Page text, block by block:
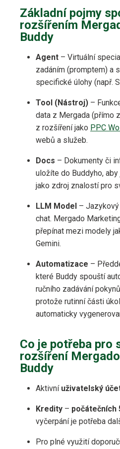
Základní pojmy
rozšířením
Buddy
Agent – Virtuální
zadáním (promptem) a
specifické úlohy (např.
Tool (Nástroj) –
data z Mergada (přímo
z rozšíření jako PPC
webů a služeb.
Docs – Dokumenty či
uložíte do Buddyho,
jako zdroj znalostí pro
LLM Model –
chat. Mergado
přepínat mezi modely
Gemini.
Automatizace –
které Buddy spouští
ručního zadávání
protože rutinní části
automaticky
Co je potřeba pro
rozšíření
Buddy
Aktivní uživatelský
Kredity – počátečních
vyčerpání je potřeba
Pro plné využití